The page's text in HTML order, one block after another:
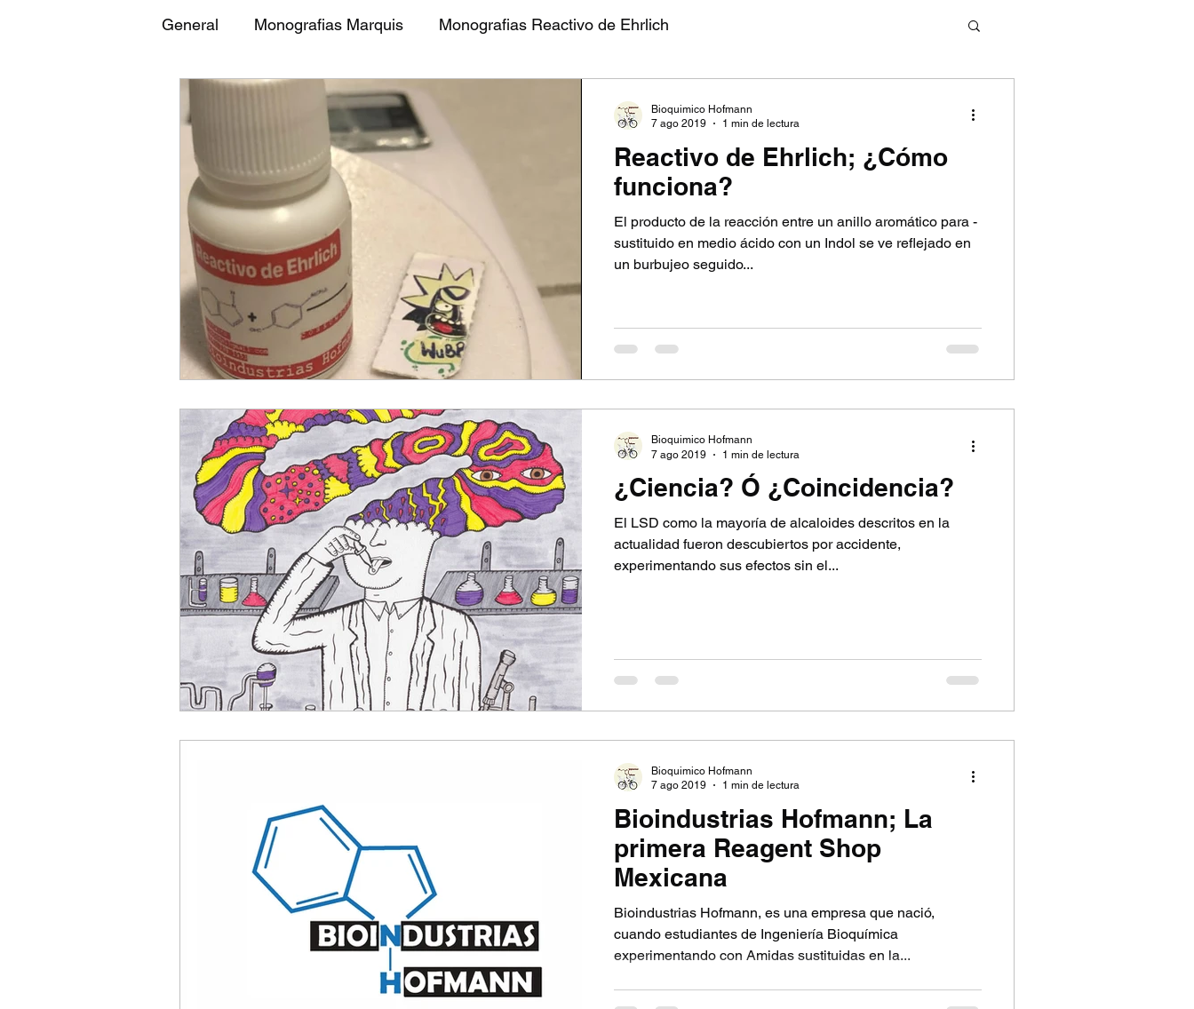
General Monografias Marquis Monografias Reactivo de Ehrlich
Monografias Reactivo de Hofmann
Datos de la Empresa INSTRUCCIONES MARQUIS INSTRUCCIONES EHRLICH
INSTRUCCIONES HOFMANN Pruebas de confirmación
Reactivo de Ehrlich; ¿Cómo
funciona?
El producto de la reacción entre un anillo aromático para -
sustituido en medio ácido con un Indol se ve reflejado en
un burbujeo seguido...
Bioquimico Hofmann
7 ago 2019
1 min de lectura
¿Ciencia? Ó ¿Coincidencia?
El LSD como la mayoría de alcaloides descritos en la
actualidad fueron descubiertos por accidente,
experimentando sus efectos sin el...
Bioquimico Hofmann
7 ago 2019
1 min de lectura
Bioindustrias Hofmann; La
primera Reagent Shop
Mexicana
Bioindustrias Hofmann, es una empresa que nació,
cuando estudiantes de Ingeniería Bioquímica
experimentando con Amidas sustituidas en la...
Bioquimico Hofmann
7 ago 2019
1 min de lectura